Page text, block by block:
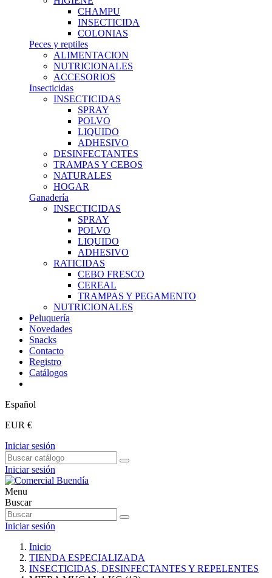
CHAMPU
INSECTICIDA
COLONIAS
Peces y reptiles
ALIMENTACION
NUTRICIONALES
ACCESORIOS
Insecticidas
INSECTICIDAS
SPRAY
POLVO
LIQUIDO
ADHESIVO
DESINFECTANTES
TRAMPAS Y CEBOS
NATURALES
HOGAR
Ganadería
INSECTICIDAS
SPRAY
POLVO
LIQUIDO
ADHESIVO
RATICIDAS
CEBO FRESCO
CEREAL
TRAMPAS Y PEGAMENTO
NUTRICIONALES
Peluquería
Novedades
Snacks
Contacto
Registro
Catálogos
Español
EUR €
Iniciar sesión
Iniciar sesión
Menu
Buscar
Iniciar sesión
Inicio
TIENDA ESPECIALIZADA
INSECTICIDAS, DESINFECTANTES Y REPELENTES